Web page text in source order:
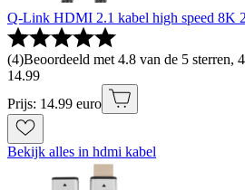
Q-Link HDMI 2.1 kabel high speed 8K
(4)Beoordeeld met 4.8 van de 5 sterren,
14.99
Prijs: 14.99 euro
Bekijk alles in hdmi kabel